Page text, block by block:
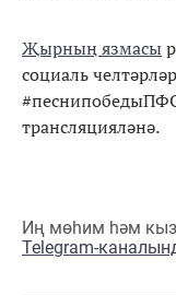
Җырның язмасы
социаль
трансляцияләнә.
Иң мөһим һәм
Telegram-